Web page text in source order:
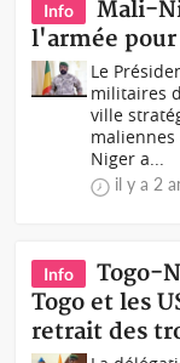
Info
Mali-
l'armée
Le
militaires
ville
maliennes
Niger a...
il y a 2
Info
Togo-
Togo et les
retrait des